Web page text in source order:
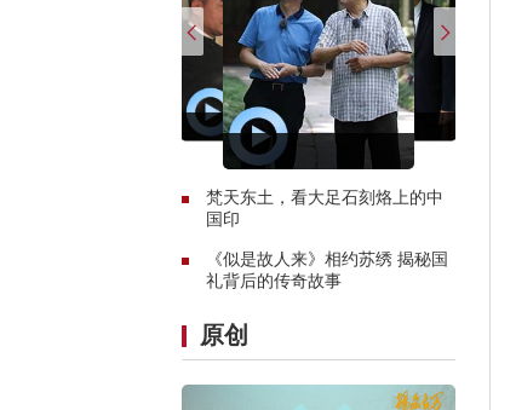
梵天东土，看大足石刻烙上的中
国印
《似是故人来》相约苏绣 揭秘国
礼背后的传奇故事
原创